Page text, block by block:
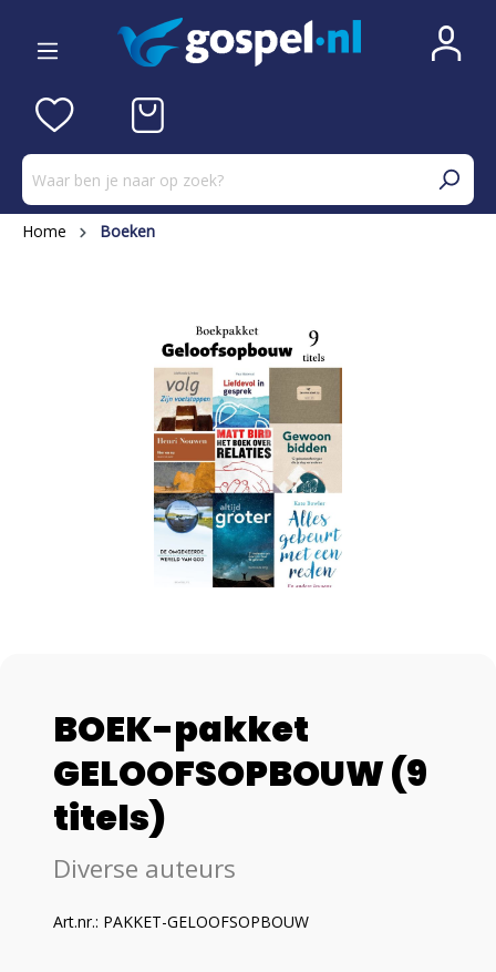
Home Boeken
BOEK-pakket
GELOOFSOPBOUW (9
titels)
Diverse auteurs
Art.nr.: PAKKET-GELOOFSOPBOUW